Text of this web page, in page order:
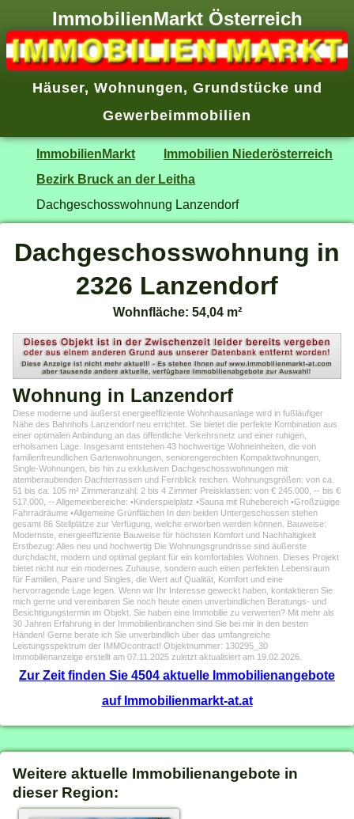
ImmobilienMarkt Österreich
Häuser, Wohnungen, Grundstücke und
Gewerbeimmobilien
ImmobilienMarkt
Immobilien Niederösterreich
Bezirk Bruck an der Leitha
Dachgeschosswohnung Lanzendorf
Dachgeschosswohnung in
2326 Lanzendorf
Wohnfläche: 54,04 m²
Wohnung in Lanzendorf
Diese moderne und äußerst energieeffiziente Wohnhausanlage wird in fußläufiger
Nähe des Bahnhofs Lanzendorf neu errichtet. Sie bietet die perfekte Kombination aus
einer optimalen Anbindung an das öffentliche Verkehrsnetz und einer ruhigen,
erholsamen Lage. Insgesamt entstehen 43 hochwertige Wohneinheiten, die von
familienfreundlichen Gartenwohnungen, seniorengerechten Kompaktwohnungen,
Single-Wohnungen, bis hin zu exklusiven Dachgeschosswohnungen mit
atemberaubenden Dachterrassen und Fernblick reichen. Wohnungsgrößen: von ca.
51 bis ca. 105 m² Zimmeranzahl: 2 bis 4 Zimmer Preisklassen: von € 245.000, -- bis €
517.000, -- Allgemeinbereiche: •Kinderspielplatz •Sauna mit Ruhebereich •Großzügige
Fahrradräume •Allgemeine Grünflächen In den beiden Untergeschossen stehen
gesamt 86 Stellplätze zur Verfügung, welche erworben werden können. Bauweise:
Modernste, energieeffiziente Bauweise für höchsten Komfort und Nachhaltigkeit
Erstbezug: Alles neu und hochwertig Die Wohnungsgrundrisse sind äußerste
durchdacht, modern und optimal geplant für ein komfortables Wohnen. Dieses Projekt
bietet nicht nur ein modernes Zuhause, sondern auch einen perfekten Lebensraum
für Familien, Paare und Singles, die Wert auf Qualität, Komfort und eine
hervorragende Lage legen. Wenn wir Ihr Interesse geweckt haben, kontaktieren Sie
mich gerne und vereinbaren Sie noch heute einen unverbindlichen Beratungs- und
Besichtigungstermin im Objekt. Sie haben eine Immobilie zu verwerten? Mit mehr als
30 Jahren Erfahrung in der Immobilienbranchen sind Sie bei mir in den besten
Händen! Gerne berate ich Sie unverbindlich über das umfangreiche
Leistungsspektrum der IMMOcontract! Objektnummer: 130295_30
Immobilienanzeige erstellt am 07.11.2025 zuletzt aktualisiert am 19.02.2026.
Zur Zeit finden Sie 4504 aktuelle Immobilienangebote
auf Immobilienmarkt-at.at
Weitere aktuelle Immobilienangebote in
dieser Region: